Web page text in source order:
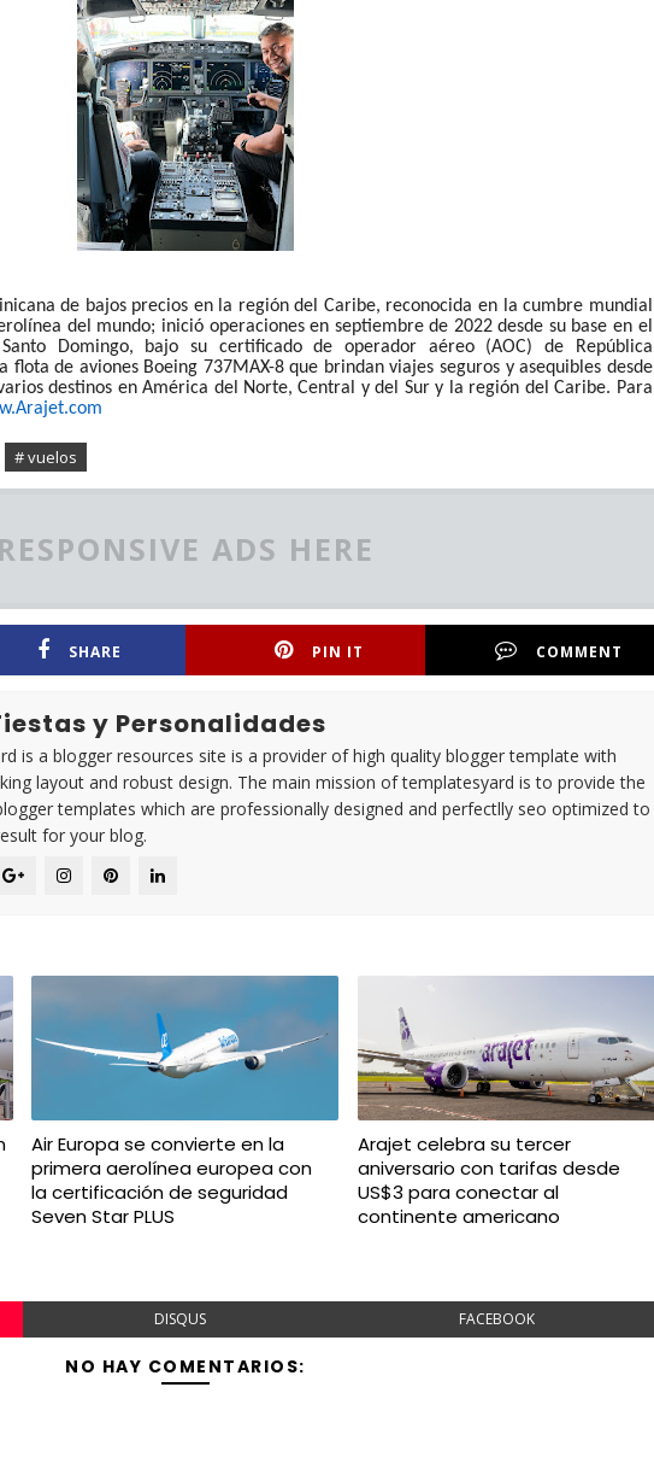
de bajos precios en la región del Caribe, reconocida en la cumbre mundial
del mundo; inició operaciones en septiembre de 2022 desde su base en el
Domingo, bajo su certificado de operador aéreo (AOC) de República
flota de aviones Boeing 737MAX-8 que brindan viajes seguros y asequibles desde
destinos en América del Norte, Central y del Sur y la región del Caribe. Para
# vuelos
RESPONSIVE ADS HERE
SHARE PIN IT COMMENT
y Personalidades
is a blogger resources site is a provider of high quality blogger template with
layout and robust design. The main mission of templatesyard is to provide the
templates which are professionally designed and perfectlly seo optimized to
for your blog.
Air Europa se convierte en la
primera aerolínea europea con
la certificación de seguridad
Seven Star PLUS
Arajet celebra su tercer
aniversario con tarifas desde
US$3 para conectar al
continente americano
DISQUS FACEBOOK
NO HAY COMENTARIOS: